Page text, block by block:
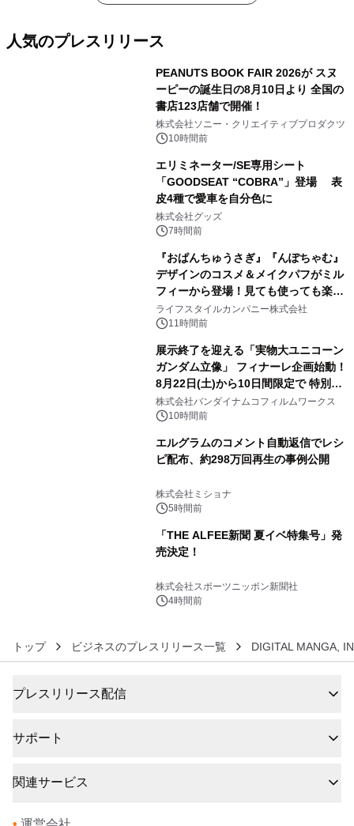
人気のプレスリリース
PEANUTS BOOK FAIR 2026が スヌ
ーピーの誕生日の8月10日より 全国の
書店123店舗で開催！
株式会社ソニー・クリエイティブプロダクツ
10時間前
エリミネーター/SE専用シート
「GOODSEAT “COBRA”」登場 表
皮4種で愛車を自分色に
株式会社グッズ
7時間前
『おぱんちゅうさぎ』『んぽちゃむ』
デザインのコスメ＆メイクパフがミル
フィーから登場！見ても使っても楽し
い、ポップでキュートなコレクショ
ン。
ライフスタイルカンパニー株式会社
11時間前
展示終了を迎える「実物大ユニコーン
ガンダム立像」 フィナーレ企画始動！
8月22日(土)から10日間限定で 特別映
像『UNICORN GUNDAM Statue ―
BEYOND POSSIBILITY ―』を上映！
株式会社バンダイナムコフィルムワークス
10時間前
エルグラムのコメント自動返信でレシ
ピ配布、約298万回再生の事例公開
株式会社ミショナ
5時間前
「THE ALFEE新聞 夏イベ特集号」発
売決定！
株式会社スポーツニッポン新聞社
4時間前
トップ ビジネスのプレスリリース一覧 DIGITAL MANGA,
プレスリリース配信
サポート
関連サービス